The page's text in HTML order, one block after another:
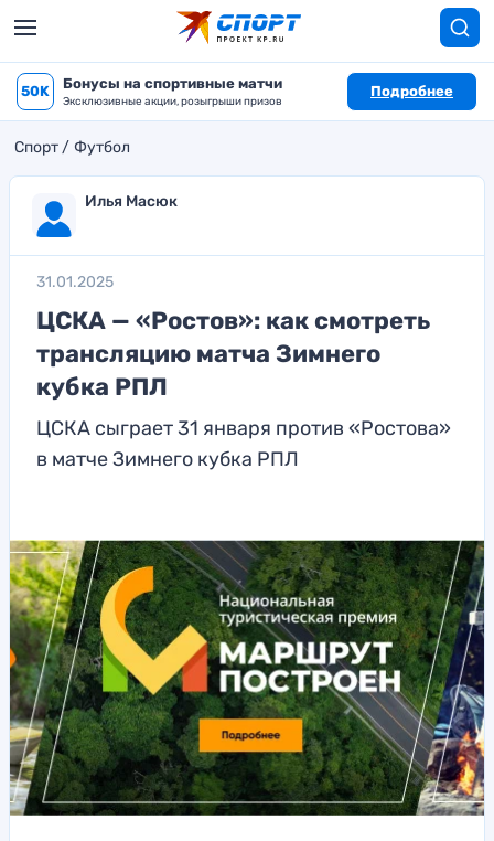
50K Бонусы на спортивные матчи
Эксклюзивные акции, розыгрыши призов
Подробнее
Спорт Футбол
Илья Масюк
31.01.2025
ЦСКА — «Ростов»: как смотреть
трансляцию матча Зимнего
кубка РПЛ
ЦСКА сыграет 31 января против «Ростова»
в матче Зимнего кубка РПЛ